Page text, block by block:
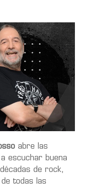
abre las
escuchar buena
de rock,
todas las